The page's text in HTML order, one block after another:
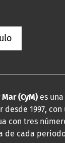
(CyM) es
desde 1997,
con tres
de cada